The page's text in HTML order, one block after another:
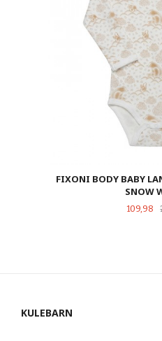
FIXONI BODY BABY
SNOW
Tilbud
109,98
KULEBARN